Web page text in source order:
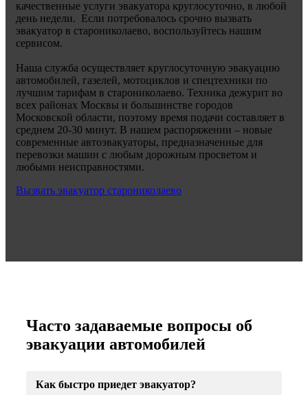
качественные услуги эвакуатора круглосуточно, в любой
день недели. Если потребовалось срочно вызвать
эвакуатор в старониколаево, воспользуйтесь нашим
сервисом.
Наша служба осуществляет круглосуточную эвакуацию
автомобилей, газелей, мотоциклов и спецтехники по
лучшим тарифам в старониколаево. Техника дежурит во
всех районах Москвы и большинстве городов
Московской области, поэтому время подачи составляет в
среднем 20-30 минут. В нашем распоряжении – новые
современные автоэвакуаторы, предназначенные для
перевозки машин с любым дорожным просветом и
любыми неисправностями.
Вызвать эвакуатор старониколаево
Часто задаваемые вопросы об
эвакуации автомобилей
Как быстро приедет эвакуатор?